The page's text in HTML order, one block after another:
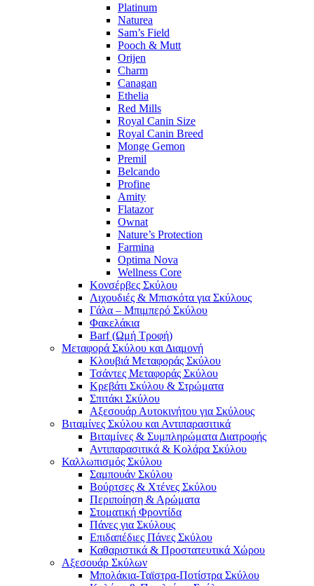
Platinum
Naturea
Sam’s Field
Pooch & Mutt
Orijen
Charm
Canagan
Ethelia
Red Mills
Royal Canin Size
Royal Canin Breed
Monge Gemon
Premil
Belcando
Profine
Amity
Flatazor
Ownat
Nature’s Protection
Farmina
Optima Nova
Wellness Core
Κονσέρβες Σκύλου
Λιχουδιές & Μπισκότα για Σκύλους
Γάλα – Μπιμπερό Σκύλου
Φακελάκια
Barf (Ωμή Τροφή)
Μεταφορά Σκύλου και Διαμονή
Κλουβιά Μεταφοράς Σκύλου
Τσάντες Μεταφοράς Σκύλου
Κρεβάτι Σκύλου & Στρώματα
Σπιτάκι Σκύλου
Αξεσουάρ Αυτοκινήτου για Σκύλους
Βιταμίνες Σκύλου και Αντιπαρασιτικά
Βιταμίνες & Συμπληρώματα Διατροφής
Αντιπαρασιτικά & Κολάρα Σκύλου
Καλλωπισμός Σκύλου
Σαμπουάν Σκύλου
Βούρτσες & Χτένες Σκύλου
Περιποίηση & Αρώματα
Στοματική Φροντίδα
Πάνες για Σκύλους
Επιδαπέδιες Πάνες Σκύλου
Καθαριστικά & Προστατευτικά Χώρου
Αξεσουάρ Σκύλων
Μπολάκια-Ταϊστρα-Ποτίστρα Σκύλου